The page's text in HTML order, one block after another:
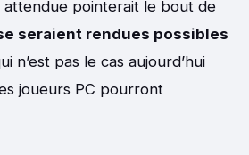
attendue pointerait le bout de
seraient rendues possibles
n’est pas le cas aujourd’hui
joueurs PC pourront